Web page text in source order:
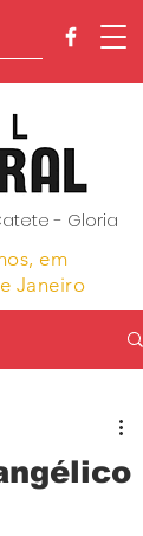
- Gloria
em
Janeiro